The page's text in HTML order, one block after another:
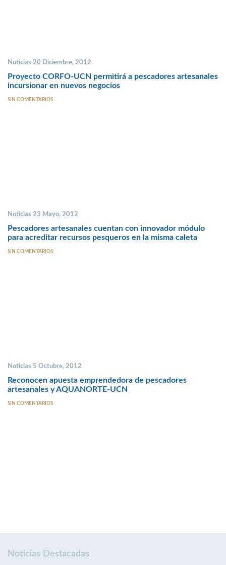
Noticias 20 Diciembre, 2012
Proyecto CORFO-UCN permitirá a pescadores artesanales
incursionar en nuevos negocios
SIN COMENTARIOS
Noticias 23 Mayo, 2012
Pescadores artesanales cuentan con innovador módulo
para acreditar recursos pesqueros en la misma caleta
SIN COMENTARIOS
Noticias 5 Octubre, 2012
Reconocen apuesta emprendedora de pescadores
artesanales y AQUANORTE-UCN
SIN COMENTARIOS
Noticias Destacadas